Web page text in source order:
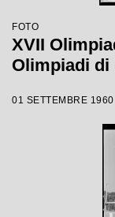
FOTO
XVII
Olimpiadi di
01 SETTEMBRE 1960